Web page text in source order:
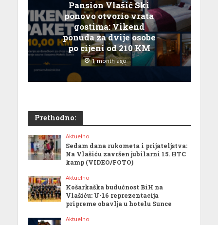
Pansion Vlašić Ski
ponovo otvorio vrata
gostima: Vikend
ponuda za dvije osobe
po cijeni od 210 KM
1 month ago
Prethodno:
Aktuelno
Sedam dana rukometa i prijateljstva:
Na Vlašiću završen jubilarni 15. HTC
kamp (VIDEO/FOTO)
Aktuelno
Košarkaška budućnost BiH na
Vlašiću: U-16 reprezentacija
pripreme obavlja u hotelu Sunce
Aktuelno